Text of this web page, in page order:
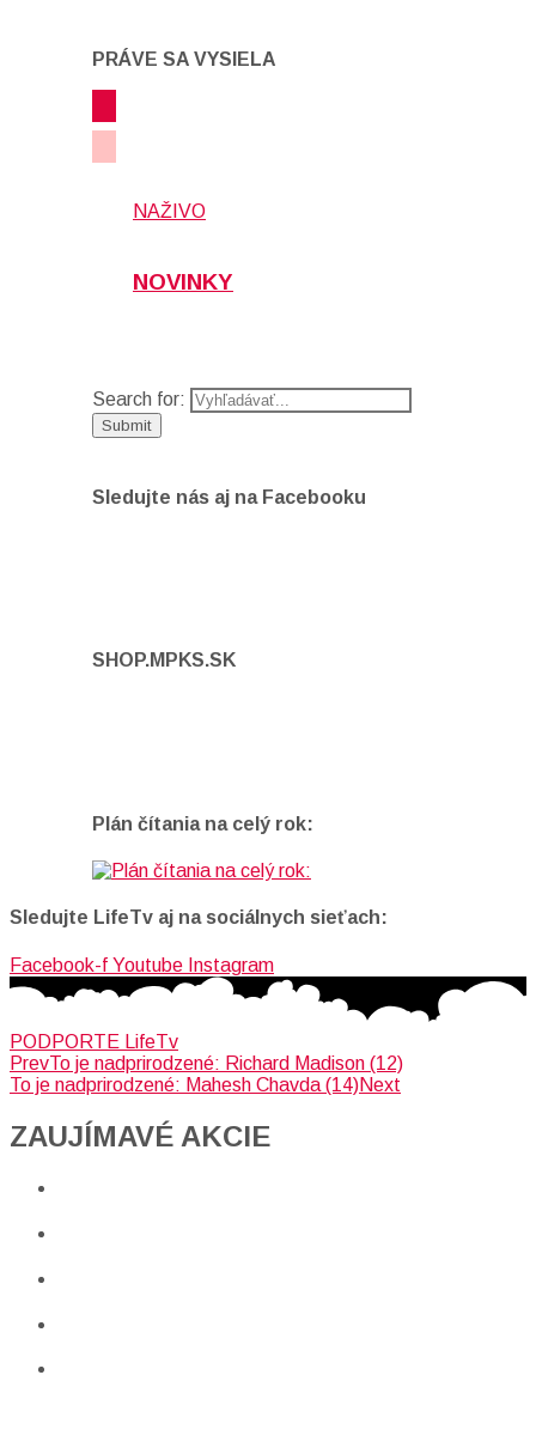
PRÁVE SA VYSIELA
NAŽIVO
NOVINKY
Search for:
Sledujte nás aj na Facebooku
SHOP.MPKS.SK
Plán čítania na celý rok:
Sledujte LifeTv aj na sociálnych sieťach:
Facebook-f Youtube Instagram
PODPORTE LifeTv
PrevTo je nadprirodzené: Richard Madison (12)
To je nadprirodzené: Mahesh Chavda (14)Next
ZAUJÍMAVÉ AKCIE​